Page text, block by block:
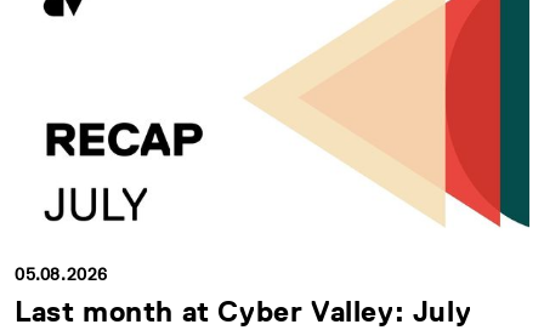
05.08.2026
Last month at Cyber Valley: July